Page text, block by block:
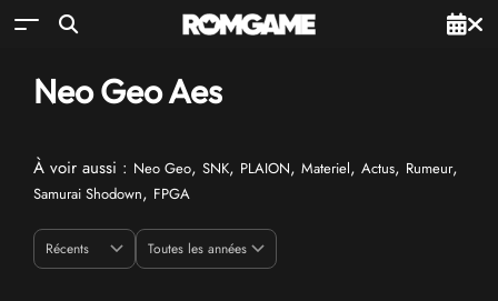
Neo Geo Aes
À voir aussi : Neo Geo, SNK, PLAION, Materiel, Actus, Rumeur,
Samurai Shodown, FPGA